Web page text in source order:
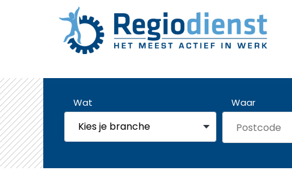
Wat Waar